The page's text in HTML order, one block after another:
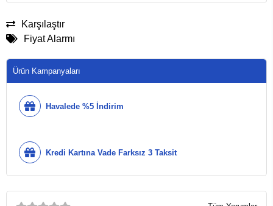
Karşılaştır
Fiyat Alarmı
Ürün Kampanyaları
Havalede %5 İndirim
Kredi Kartına Vade Farksız 3 Taksit